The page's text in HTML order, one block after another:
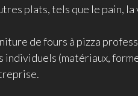
plats, tels que le pain, la
de fours à pizza
(matériaux,